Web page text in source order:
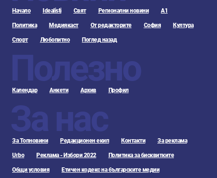
Начало Idealisti Свят Регионални новини А1
Политика Медиякаст От редакторите София Култура
Спорт Любопитно Поглед назад
Полезно
Календар Анкети Архив Профил
За нас
За Топновини Редакционен екип Контакти За реклама
Urbo Реклама - Избори 2022 Политика за бисквитките
Общи условия Етичен кодекс на българските медии